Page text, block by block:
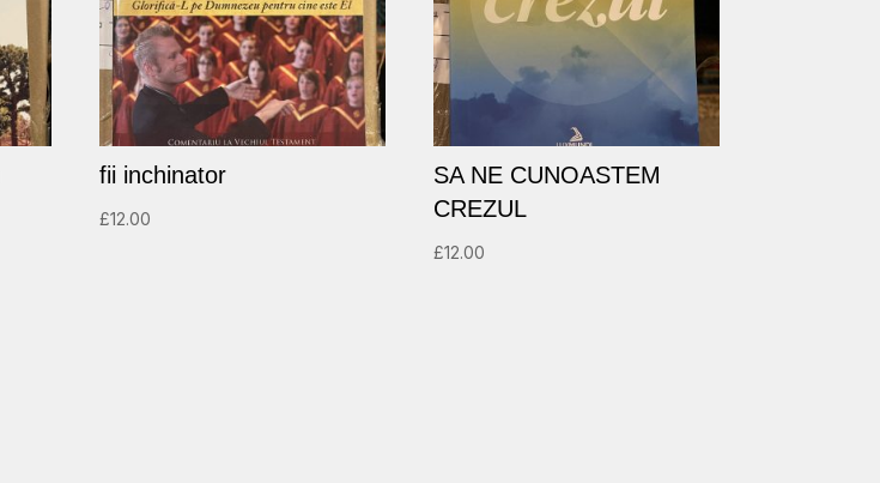
fii inchinator
£12.00
SA NE CUNOASTEM
CREZUL
£12.00